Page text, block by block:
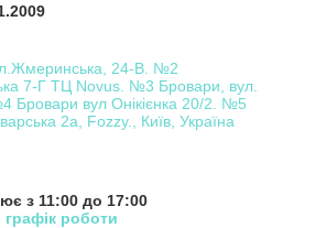
24-В. №2
7-Г ТЦ Novus. №3 Бровари, вул.
Бровари вул Онікієнка 20/2. №5
2а, Fozzy., Київ, Україна
з 11:00 до 17:00
роботи